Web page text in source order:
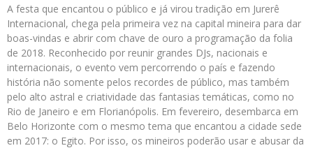
A festa que encantou o público e já virou tradição em Jurerê
Internacional, chega pela primeira vez na capital mineira para dar
boas-vindas e abrir com chave de ouro a programação da folia
de 2018. Reconhecido por reunir grandes DJs, nacionais e
internacionais, o evento vem percorrendo o país e fazendo
história não somente pelos recordes de público, mas também
pelo alto astral e criatividade das fantasias temáticas, como no
Rio de Janeiro e em Florianópolis. Em fevereiro, desembarca em
Belo Horizonte com o mesmo tema que encantou a cidade sede
em 2017: o Egito. Por isso, os mineiros poderão usar e abusar da